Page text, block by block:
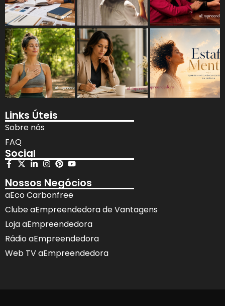
Links Úteis
Sobre nós
FAQ
Social
Nossos Negócios
aEco Carbonfree
Clube aEmpreendedora de Vantagens
Loja aEmpreendedora
Rádio aEmpreendedora
Web TV aEmpreendedora